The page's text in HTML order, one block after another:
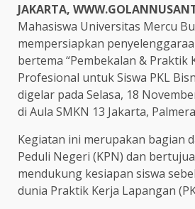
JAKARTA,
Mahasiswa Universitas Mercu
mempersiapkan
bertema “Pembekalan & Praktik
Profesional untuk Siswa PKL
digelar pada Selasa, 18
di Aula SMKN 13 Jakarta,
Kegiatan ini merupakan bagian
Peduli Negeri (KPN) dan
mendukung kesiapan siswa
dunia Praktik Kerja Lapangan